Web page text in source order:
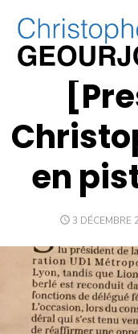
PROJET
en
3 DÉCEMBRE